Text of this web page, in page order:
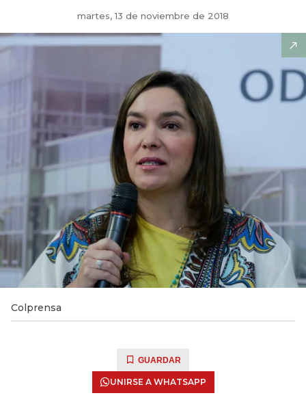
martes, 13 de noviembre de 2018
Colprensa
GUARDAR
UNIRSE A WHATSAPP